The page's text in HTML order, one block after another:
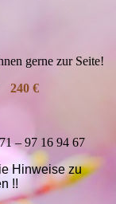
gerne zur Seite!
240 €
– 97 16 94 67
Hinweise zu
!!